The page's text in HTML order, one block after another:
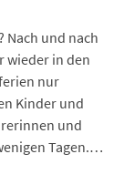
Nach und nach
wieder in den
nur
Kinder und
und
Tagen.…